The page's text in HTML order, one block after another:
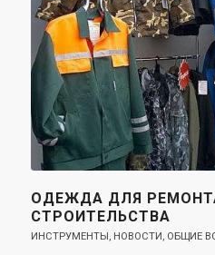
ОДЕЖДА ДЛЯ
СТРОИТЕЛЬСТВА
ИНСТРУМЕНТЫ , НОВОСТИ , ОБЩИЕ